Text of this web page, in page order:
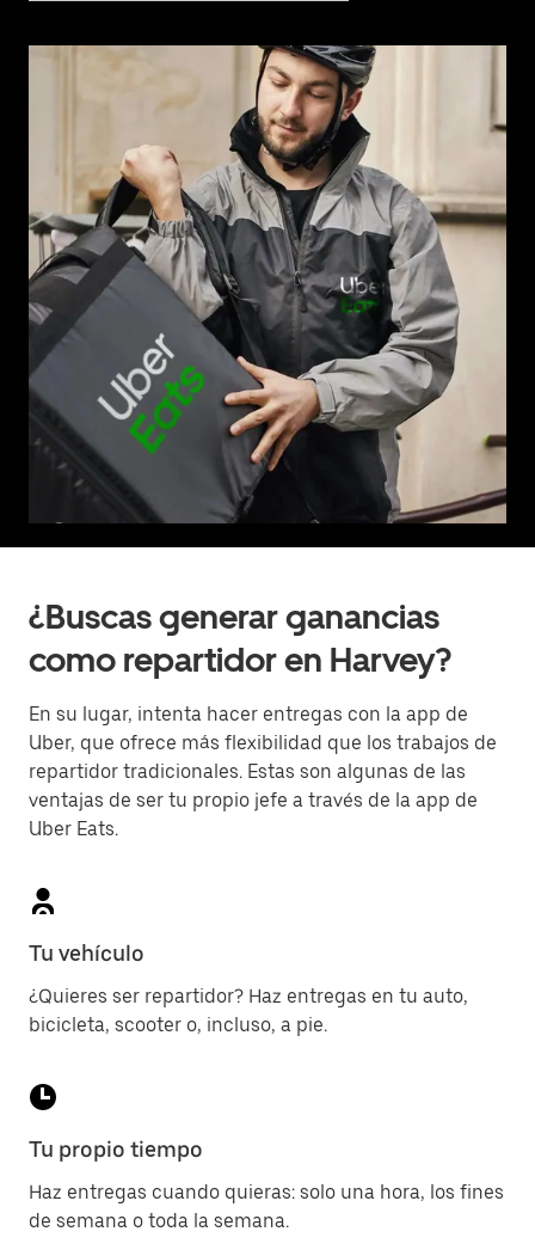
¿Buscas generar ganancias
como repartidor en Harvey?
En su lugar, intenta hacer entregas con la app de
Uber, que ofrece más flexibilidad que los trabajos de
repartidor tradicionales. Estas son algunas de las
ventajas de ser tu propio jefe a través de la app de
Uber Eats.
Tu vehículo
¿Quieres ser repartidor? Haz entregas en tu auto,
bicicleta, scooter o, incluso, a pie.
Tu propio tiempo
Haz entregas cuando quieras: solo una hora, los fines
de semana o toda la semana.